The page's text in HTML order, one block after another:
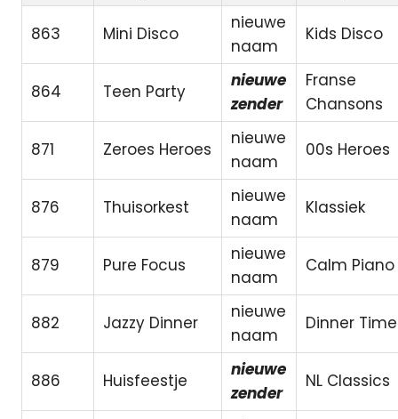
863 Mini Disco
nieuwe
naam
Kids Disco
864 Teen Party
nieuwe
zender
Franse
Chansons
871 Zeroes Heroes
nieuwe
naam
00s Heroes
876 Thuisorkest
nieuwe
naam
Klassiek
879 Pure Focus
nieuwe
naam
Calm Piano
882 Jazzy Dinner
nieuwe
naam
Dinner Time
886 Huisfeestje
nieuwe
zender
NL Classics